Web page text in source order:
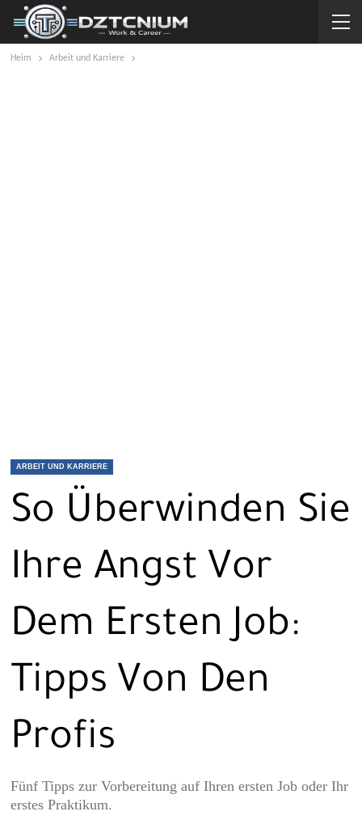
Heim Arbeit und Karriere
ARBEIT UND KARRIERE
So Überwinden Sie
Ihre Angst Vor
Dem Ersten Job:
Tipps Von Den
Profis
Fünf Tipps zur Vorbereitung auf Ihren ersten Job oder Ihr
erstes Praktikum.